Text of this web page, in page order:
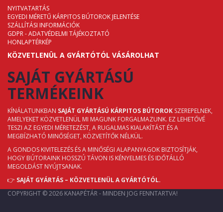
NYITVATARTÁS
EGYEDI MÉRETŰ KÁRPITOS BÚTOROK JELENTÉSE
SZÁLLÍTÁSI INFORMÁCIÓK
GDPR - ADATVÉDELMI TÁJÉKOZTATÓ
HONLAPTÉRKÉP
KÖZVETLENÜL A GYÁRTÓTÓL VÁSÁROLHAT
SAJÁT GYÁRTÁSÚ
TERMÉKEINK
KÍNÁLATUNKBAN SAJÁT GYÁRTÁSÚ KÁRPITOS BÚTOROK SZEREPELNEK,
AMELYEKET KÖZVETLENÜL MI MAGUNK FORGALMAZUNK. EZ LEHETŐVÉ
TESZI AZ EGYEDI MÉRETEZÉST, A RUGALMAS KIALAKÍTÁST ÉS A
MEGBÍZHATÓ MINŐSÉGET, KÖZVETÍTŐK NÉLKÜL.
A GONDOS KIVITELEZÉS ÉS A MINŐSÉGI ALAPANYAGOK BIZTOSÍTJÁK,
HOGY BÚTORAINK HOSSZÚ TÁVON IS KÉNYELMES ÉS IDŐTÁLLÓ
MEGOLDÁST NYÚJTSANAK.
👉 SAJÁT GYÁRTÁS – KÖZVETLENÜL A GYÁRTÓTÓL.
COPYRIGHT © 2026 KANAPÉTÁR - MINDEN JOG FENNTARTVA!